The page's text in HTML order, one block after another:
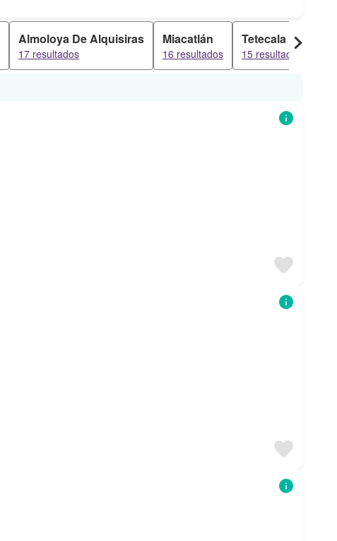
Almoloya De Alquisiras
17 resultados
Miacatlán
16 resultados
Tetecala
15 resultados